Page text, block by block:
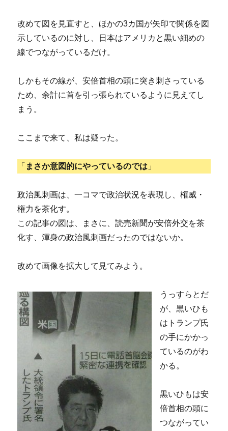
改めて図を見直すと、ほかの3カ国が矢印で関係を図
示しているのに対し、日本はアメリカと黒い細めの
線でつながっているだけ。
しかもその線が、安倍首相の頭に突き刺さっている
ため、余計に首を引っ張られているように見えてし
まう。
ここまで来て、私は疑った。
「 まさか意図的にやっているのでは 」
政治風刺画は、一コマで政治状況を表現し、権威・
権力を茶化す。
この記事の図は、まさに、読売新聞が安倍外交を茶
化す、渾身の政治風刺画だったのではないか。
改めて画像を拡大して見てみよう。
うっすらとだ
が、黒いひも
はトランプ氏
の手にかかっ
ているのがわ
かる。
黒いひもは安
倍首相の頭に
つながってい